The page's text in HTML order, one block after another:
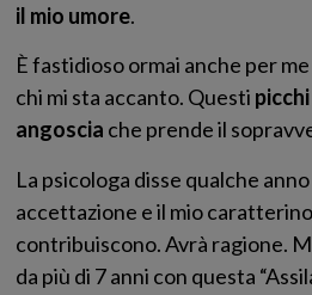
il mio umore.
È fastidioso ormai anche per
chi mi sta accanto. Questi
angoscia che prende il
La psicologa disse qualche
accettazione e il mio
contribuiscono. Avrà ragione.
da più di 7 anni con questa